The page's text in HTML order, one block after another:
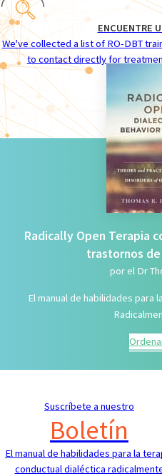
ENCUENTRE
We've collected a list of RO-DBT
to contact directly for
Radically Open Terapia
trastornos
por el Dr
El manual de habilidades para
Suscríbete a nuestro
Boletín
El manual de habilidades para la
conductual dialéctica